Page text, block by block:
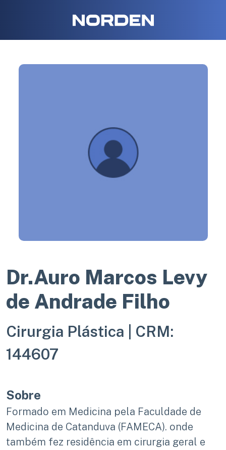
Dr.Auro Marcos Levy
de Andrade Filho
Cirurgia Plástica | CRM:
144607
Sobre
Formado em Medicina pela Faculdade de
Medicina de Catanduva (FAMECA). onde
também fez residência em cirurgia geral e